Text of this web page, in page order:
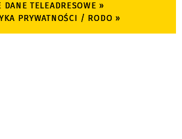
DANE TELEADRESOWE »
PRYWATNOŚCI / RODO »